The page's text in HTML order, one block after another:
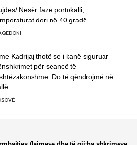
Nesër fazë portokalli,
deri në 40 gradë
Kadrijaj thotë se i kanë siguruar
për seancë të
Do të qëndrojmë në